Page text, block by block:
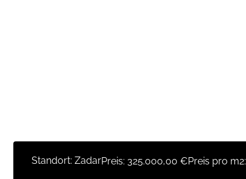
Standort: ZadarPreis: 325.000,00 €Preis pro m2: